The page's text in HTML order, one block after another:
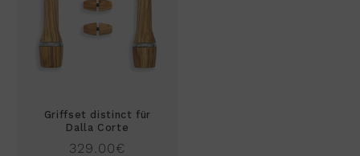
Griffset distinct für
Dalla Corte
Normaler
329.00€